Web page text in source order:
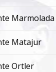
Marmolada
Matajur
Ortler